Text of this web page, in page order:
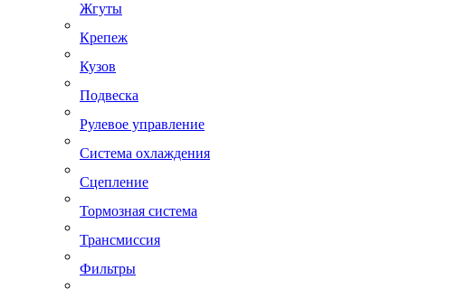
Жгуты
Крепеж
Кузов
Подвеска
Рулевое управление
Система охлаждения
Сцепление
Тормозная система
Трансмиссия
Фильтры